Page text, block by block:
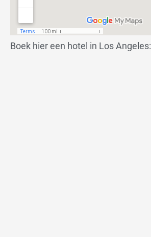
Boek hier een hotel in Los Angeles: